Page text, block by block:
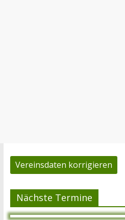
Vereinsdaten korrigieren
Nächste Termine